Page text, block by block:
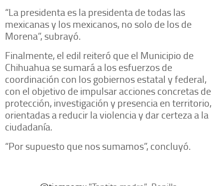
“La presidenta es la presidenta de todas las
mexicanas y los mexicanos, no solo de los de
Morena”, subrayó.
Finalmente, el edil reiteró que el Municipio de
Chihuahua se sumará a los esfuerzos de
coordinación con los gobiernos estatal y federal,
con el objetivo de impulsar acciones concretas de
protección, investigación y presencia en territorio,
orientadas a reducir la violencia y dar certeza a la
ciudadanía.
“Por supuesto que nos sumamos”, concluyó.